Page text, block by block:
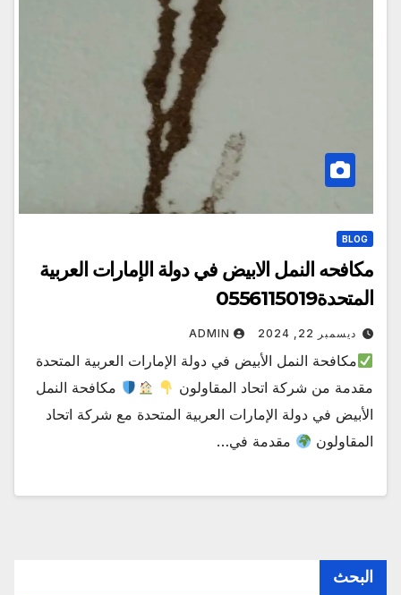
BLOG
مكافحه النمل الابيض في دولة الإمارات العربية
المتحدة0556115019
ديسمبر 22, 2024 ADMIN
مكافحة النمل الأبيض في دولة الإمارات العربية المتحدة
مقدمة من شركة اتحاد المقاولون
مكافحة النمل
الأبيض في دولة الإمارات العربية المتحدة مع شركة اتحاد
المقاولون
مقدمة في…
البحث